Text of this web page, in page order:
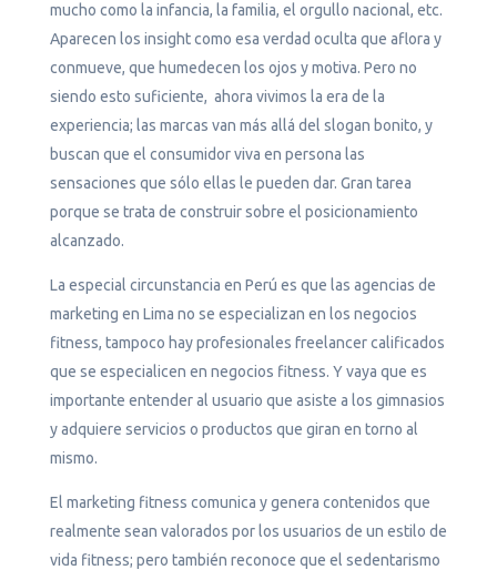
mucho como la infancia, la familia, el orgullo nacional, etc.
Aparecen los insight como esa verdad oculta que aflora y
conmueve, que humedecen los ojos y motiva. Pero no
siendo esto suficiente, ahora vivimos la era de la
experiencia; las marcas van más allá del slogan bonito, y
buscan que el consumidor viva en persona las
sensaciones que sólo ellas le pueden dar. Gran tarea
porque se trata de construir sobre el posicionamiento
alcanzado.
La especial circunstancia en Perú es que las agencias de
marketing en Lima no se especializan en los negocios
fitness, tampoco hay profesionales freelancer calificados
que se especialicen en negocios fitness. Y vaya que es
importante entender al usuario que asiste a los gimnasios
y adquiere servicios o productos que giran en torno al
mismo.
El marketing fitness comunica y genera contenidos que
realmente sean valorados por los usuarios de un estilo de
vida fitness; pero también reconoce que el sedentarismo